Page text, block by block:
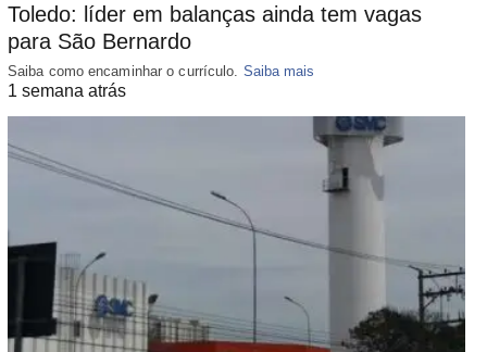
Toledo: líder em balanças ainda tem vagas
para São Bernardo
Saiba como encaminhar o currículo. Saiba mais
1 semana atrás